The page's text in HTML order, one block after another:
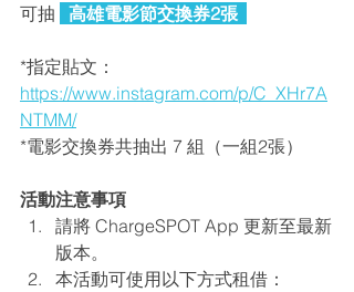
可抽
  高雄電影節交換券2張
*指定貼文：
https://www.instagram.com/p/C_XHr7A
NTMM/
*電影交換券共抽出 7 組（一組2張）
活動注意事項
請將 ChargeSPOT App 更新至最新
版本。
本活動可使用以下方式租借：